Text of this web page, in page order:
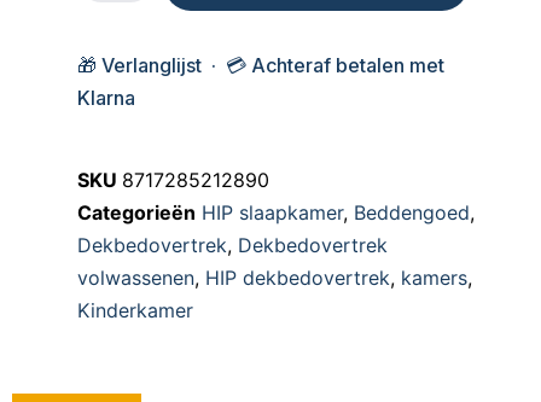
🎁 Verlanglijst · 💳 Achteraf betalen met
Klarna
SKU 8717285212890
Categorieën HIP slaapkamer, Beddengoed,
Dekbedovertrek, Dekbedovertrek
volwassenen, HIP dekbedovertrek, kamers,
Kinderkamer